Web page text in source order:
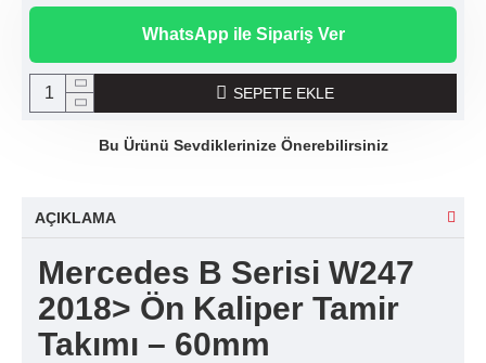
WhatsApp ile Sipariş Ver
SEPETE EKLE
Bu Ürünü Sevdiklerinize Önerebilirsiniz
AÇIKLAMA
Mercedes B Serisi W247
2018> Ön Kaliper Tamir
Takımı – 60mm